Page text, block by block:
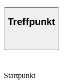
Treffpunkt
Startpunkt